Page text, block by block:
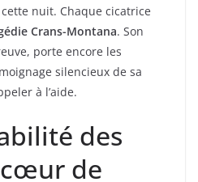
nuit. Chaque cicatrice
Crans-Montana. Son
porte encore les
silencieux de sa
à l’aide.
des
de